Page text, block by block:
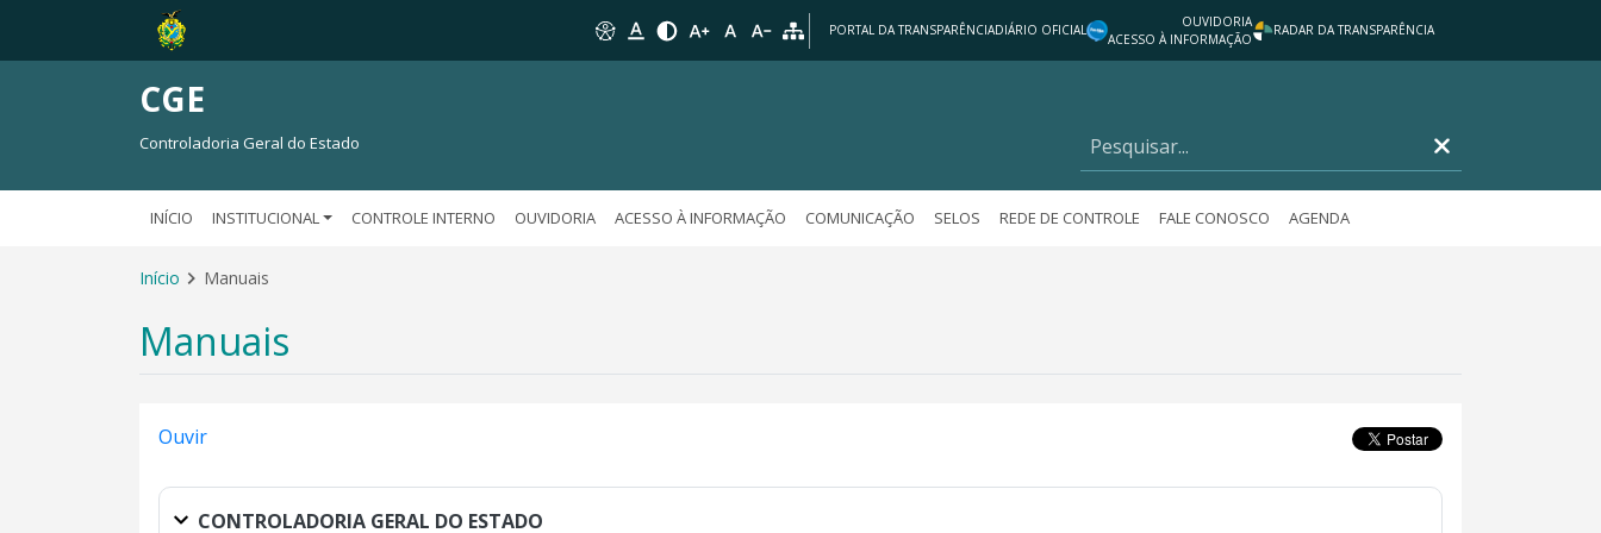
PORTAL DA TRANSPARÊNCIADIÁRIO OFICIAL
OUVIDORIA
ACESSO À INFORMAÇÃO
RADAR DA TRANSPARÊNCIA
CGE
Controladoria Geral do Estado
INÍCIO INSTITUCIONAL CONTROLE INTERNO OUVIDORIA ACESSO À INFORMAÇÃO COMUNICAÇÃO SELOS REDE DE CONTROLE FALE CONOSCO AGENDA
Início Manuais
Manuais
Ouvir
CONTROLADORIA GERAL DO ESTADO